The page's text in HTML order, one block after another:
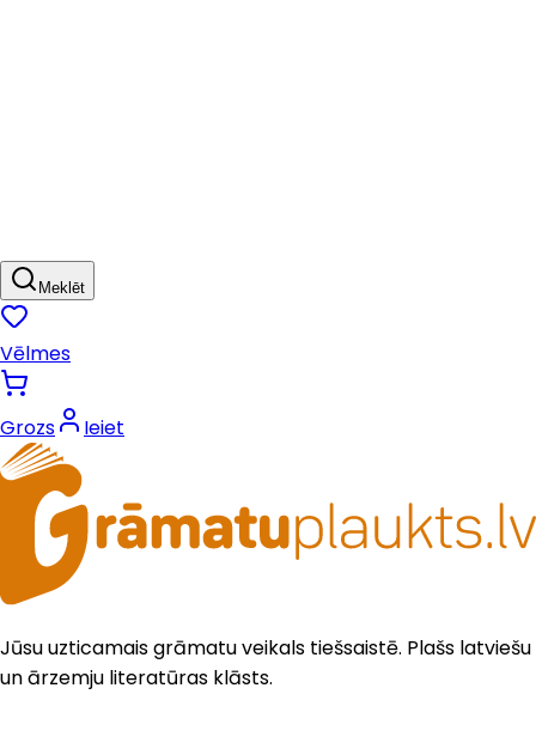
Meklēt
Vēlmes
Grozs Ieiet
Jūsu uzticamais grāmatu veikals tiešsaistē. Plašs latviešu
un ārzemju literatūras klāsts.